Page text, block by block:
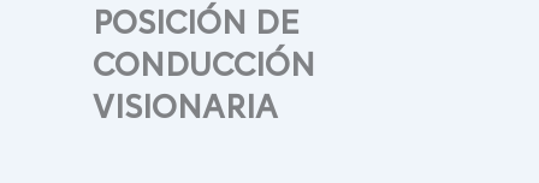
POSICIÓN DE
CONDUCCIÓN
VISIONARIA